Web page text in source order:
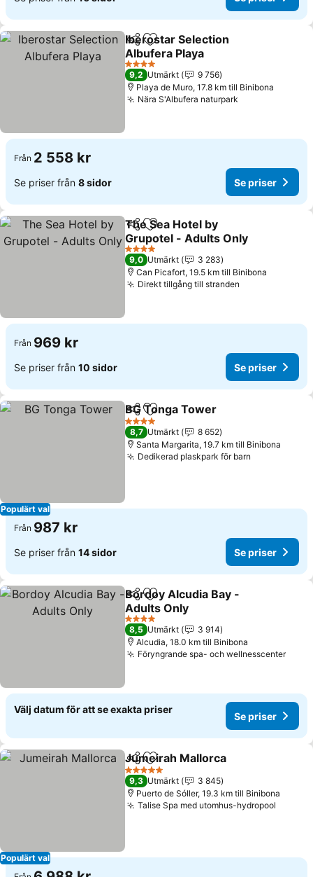
Dela Lägg till i Mina Favoriter
Iberostar Selection
Albufera Playa
Se priser
4 Stjärnor
9,2 Utmärkt
9 756
Playa de Muro, 17.8 km till Binibona
Nära S'Albufera naturpark
Från 2 558 kr
Se priser från 8 sidor Se priser
Dela Lägg till i Mina Favoriter
The Sea Hotel by
Grupotel - Adults Only
Se priser
4 Stjärnor
9,0 Utmärkt
3 283
Can Picafort, 19.5 km till Binibona
Direkt tillgång till stranden
Från 969 kr
Se priser från 10 sidor Se priser
Populärt val
Dela Lägg till i Mina Favoriter
BG Tonga Tower
4 Stjärnor
8,7 Utmärkt
8 652
Santa Margarita, 19.7 km till Binibona
Dedikerad plaskpark för barn
Från 987 kr
Se priser från 14 sidor Se priser
Dela Lägg till i Mina Favoriter
Bordoy Alcudia Bay -
Adults Only
Se priser
4 Stjärnor
8,5 Utmärkt
3 914
Alcudia, 18.0 km till Binibona
Föryngrande spa- och wellnesscenterSe
Välj datum för att se exakta priser
Se priser
Populärt val
Dela Lägg till i Mina Favoriter
Jumeirah Mallorca
5 Stjärnor
9,3 Utmärkt
3 845
Puerto de Sóller, 19.3 km till Binibona
Talise Spa med utomhus-hydropool